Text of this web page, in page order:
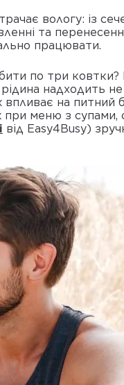
вологу: із
та
працювати.
по три ковтки?
надходить
впливає на питний
при меню з супами,
від Easy4Busy)